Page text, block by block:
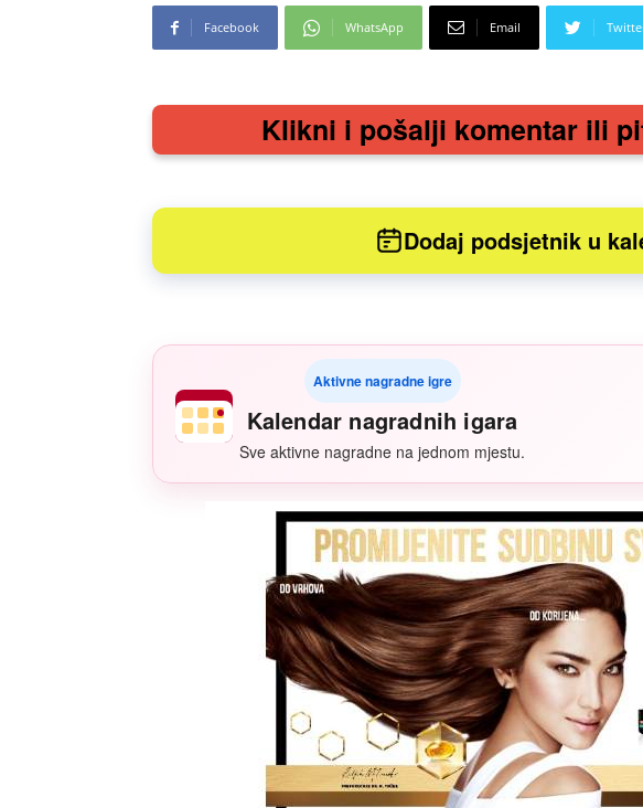
Facebook WhatsApp Email
Klikni i pošalji komentar ili
Dodaj podsjetnik u
Aktivne nagradne igre
Kalendar nagradnih igara
Sve aktivne nagradne na jednom mjestu.